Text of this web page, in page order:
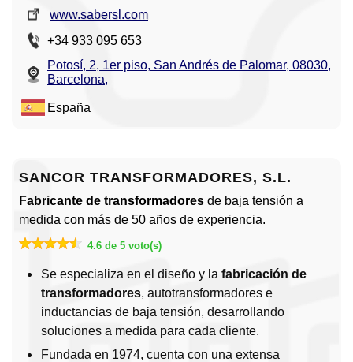
www.sabersl.com
+34 933 095 653
Potosí, 2, 1er piso, San Andrés de Palomar, 08030,
Barcelona,
España
SANCOR TRANSFORMADORES, S.L.
Fabricante de transformadores de baja tensión a
medida con más de 50 años de experiencia.
4.6 de 5 voto(s)
Se especializa en el diseño y la fabricación de
transformadores, autotransformadores e
inductancias de baja tensión, desarrollando
soluciones a medida para cada cliente.
Fundada en 1974, cuenta con una extensa